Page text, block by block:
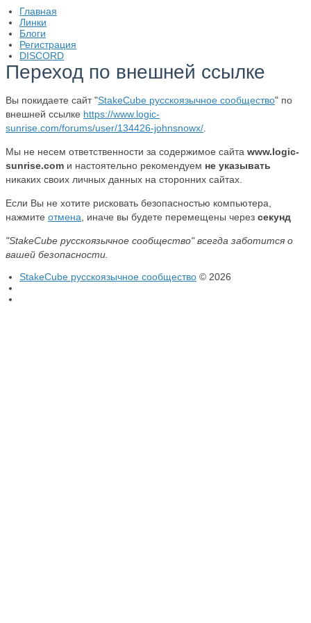
Главная
Линки
Блоги
Регистрация
DISCORD
Переход по внешней ссылке
Вы покидаете сайт "StakeCube русскоязычное сообщество" по
внешней ссылке https://www.logic-
sunrise.com/forums/user/134426-johnsnowx/
Мы не несем ответственности за содержимое сайта www.logic-
sunrise.com и настоятельно рекомендуем не указывать
никаких своих личных данных на сторонних сайтах.
Если Вы не хотите рисковать безопасностью компьютера,
нажмите отмена , иначе вы будете перемещены через секунд
"StakeCube русскоязычное сообщество" всегда заботится о
вашей безопасности.
StakeCube русскоязычное сообщество © 2026